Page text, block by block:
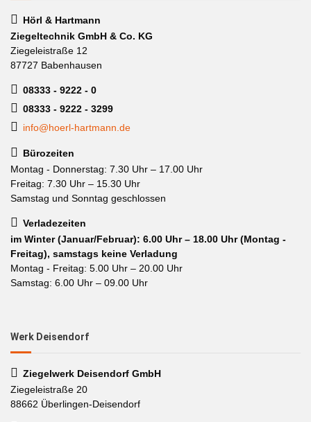
Hörl & Hartmann
Ziegeltechnik GmbH & Co. KG
Ziegeleistraße 12
87727 Babenhausen
08333 - 9222 - 0
08333 - 9222 - 3299
info@hoerl-hartmann.de
Bürozeiten
Montag - Donnerstag: 7.30 Uhr – 17.00 Uhr
Freitag: 7.30 Uhr – 15.30 Uhr
Samstag und Sonntag geschlossen
Verladezeiten
im Winter (Januar/Februar): 6.00 Uhr – 18.00 Uhr (Montag -
Freitag), samstags keine Verladung
Montag - Freitag: 5.00 Uhr – 20.00 Uhr
Samstag: 6.00 Uhr – 09.00 Uhr
Werk Deisendorf
Ziegelwerk Deisendorf GmbH
Ziegeleistraße 20
88662 Überlingen-Deisendorf